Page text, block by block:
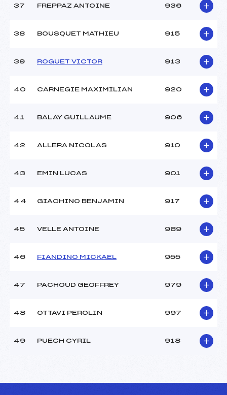
37 FREPPAZ ANTOINE 936
38 BOUSQUET MATHIEU 915
39 ROGUET VICTOR 913
40 CARNEGIE MAXIMILIAN 920
41 BALAY GUILLAUME 906
42 ALLERA NICOLAS 910
43 EMIN LUCAS 901
44 GIACHINO BENJAMIN 917
45 VELLE ANTOINE 989
46 FIANDINO MICKAEL 955
47 PACHOUD GEOFFREY 979
48 OTTAVI PEROLIN 997
49 PUECH CYRIL 918